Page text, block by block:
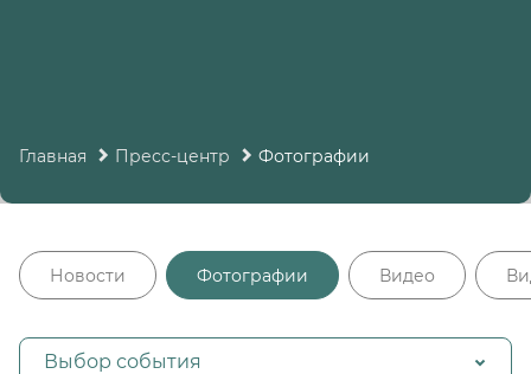
Главная Пресс-центр Фотографии
Новости Фотографии Видео
Выбор события